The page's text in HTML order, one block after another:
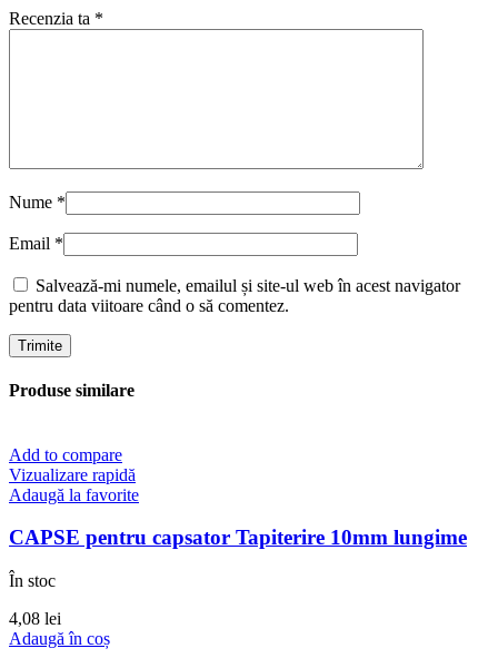
Recenzia ta *
Nume *
Email *
Salvează-mi numele, emailul și site-ul web în acest navigator
pentru data viitoare când o să comentez.
Produse similare
Add to compare
Vizualizare rapidă
Adaugă la favorite
CAPSE pentru capsator Tapiterire 10mm lungime
În stoc
4,08 lei
Adaugă în coș